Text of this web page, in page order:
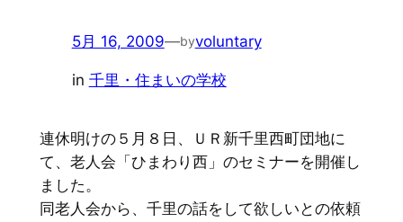
5月 16, 2009—byvoluntary
in 千里・住まいの学校
連休明けの５月８日、ＵＲ新千里西町団地に
て、老人会「ひまわり西」のセミナーを開催し
ました。
同老人会から、千里の話をして欲しいとの依頼